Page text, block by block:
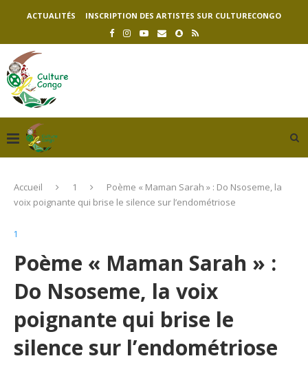
ACTUALITÉS INSCRIPTION DES ARTISTES SUR CULTURECONGO
Accueil 1
Poème « Maman Sarah » : Do Nsoseme, la
voix poignante qui brise le silence sur l’endométriose
1
Poème « Maman Sarah » :
Do Nsoseme, la voix
poignante qui brise le
silence sur l’endométriose